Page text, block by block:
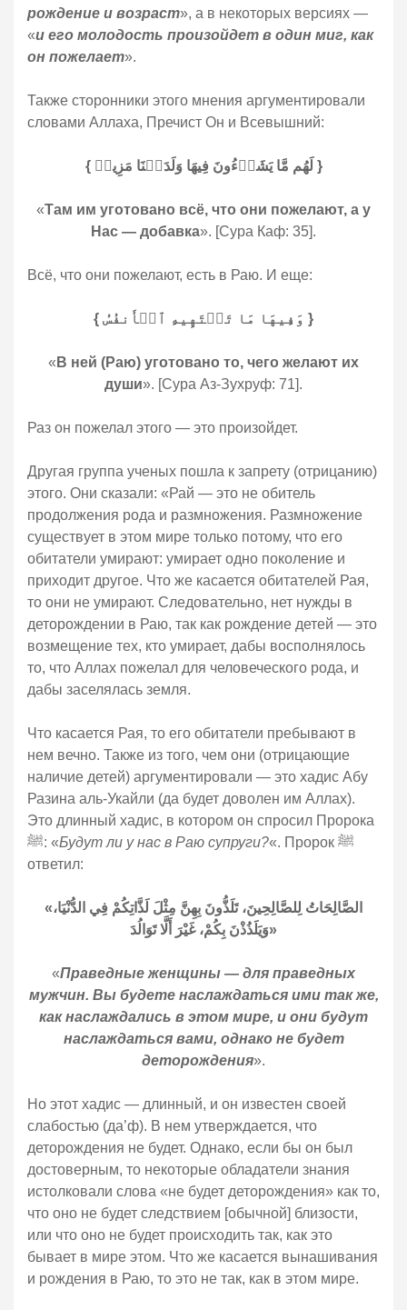
рождение и возраст», а в некоторых версиях —
«и его молодость произойдет в один миг, как
он пожелает».
Также сторонники этого мнения аргументировали
словами Аллаха, Пречист Он и Всевышний:
{ لَهُم مَّا یَشَاۤءُونَ فِیهَا وَلَدَیۡنَا مَزِیدࣱ }
«Там им уготовано всё, что они пожелают, а у
Нас — добавка». [Сура Каф: 35].
Всё, что они пожелают, есть в Раю. И еще:
{ وَفِیهَا مَا تَشۡتَهِیهِ ٱلۡأَنفُسُ }
« В ней (Раю) уготовано то, чего желают их
души». [Сура Аз-Зухруф: 71].
Раз он пожелал этого — это произойдет.
Другая группа ученых пошла к запрету (отрицанию)
этого. Они сказали: «Рай — это не обитель
продолжения рода и размножения. Размножение
существует в этом мире только потому, что его
обитатели умирают: умирает одно поколение и
приходит другое. Что же касается обитателей Рая,
то они не умирают. Следовательно, нет нужды в
деторождении в Раю, так как рождение детей — это
возмещение тех, кто умирает, дабы восполнялось
то, что Аллах пожелал для человеческого рода, и
дабы заселялась земля.
Что касается Рая, то его обитатели пребывают в
нем вечно. Также из того, чем они (отрицающие
наличие детей) аргументировали — это хадис Абу
Разина аль-Укайли (да будет доволен им Аллах).
Это длинный хадис, в котором он спросил Пророка
ﷺ: «Будут ли у нас в Раю супруги?«. Пророк ﷺ
ответил:
«الصَّالِحَاتُ لِلصَّالِحِينَ، تَلَذُّونَ بِهِنَّ مِثْلَ لَذَّاتِكُمْ فِي الدُّنْيَا،
وَيَلَذُذْنَ بِكُمْ، غَيْرَ أَلَّا تَوَالُدَ»
«Праведные женщины — для праведных
мужчин. Вы будете наслаждаться ими так же,
как наслаждались в этом мире, и они будут
наслаждаться вами, однако не будет
деторождения».
Но этот хадис — длинный, и он известен своей
слабостью (да’ф). В нем утверждается, что
деторождения не будет. Однако, если бы он был
достоверным, то некоторые обладатели знания
истолковали слова «не будет деторождения» как то,
что оно не будет следствием [обычной] близости,
или что оно не будет происходить так, как это
бывает в мире этом. Что же касается вынашивания
и рождения в Раю, то это не так, как в этом мире.